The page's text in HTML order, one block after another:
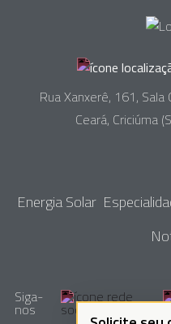
Rua Xanxerê, 161, Sala
Ceará, Criciúma
Energia Solar
Siga-
nos